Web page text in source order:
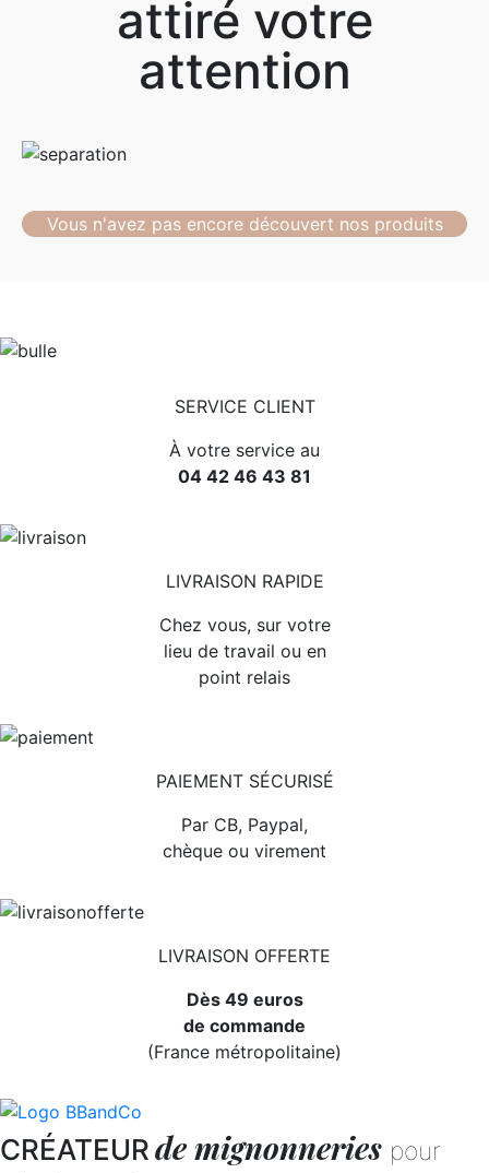
attiré votre
attention
Vous n'avez pas encore découvert nos produits
SERVICE CLIENT
À votre service au
04 42 46 43 81
LIVRAISON RAPIDE
Chez vous, sur votre
lieu de travail ou en
point relais
PAIEMENT SÉCURISÉ
Par CB, Paypal,
chèque ou virement
LIVRAISON OFFERTE
Dès 49 euros
de commande
(France métropolitaine)
CRÉATEURde mignonneries pour